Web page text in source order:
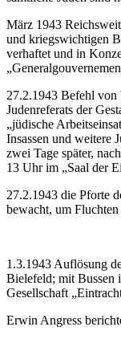
März 1943
und kriegswichtigen
verhaftet und in
27.2.1943 Befehl
Judenreferats der
„jüdische
Insassen und weitere
zwei Tage später,
13 Uhr im „Saal der
27.2.1943 die Pforte
bewacht, um
1.3.1943 Auflösung
Bielefeld; mit Bussen
Gesellschaft
Erwin Angress